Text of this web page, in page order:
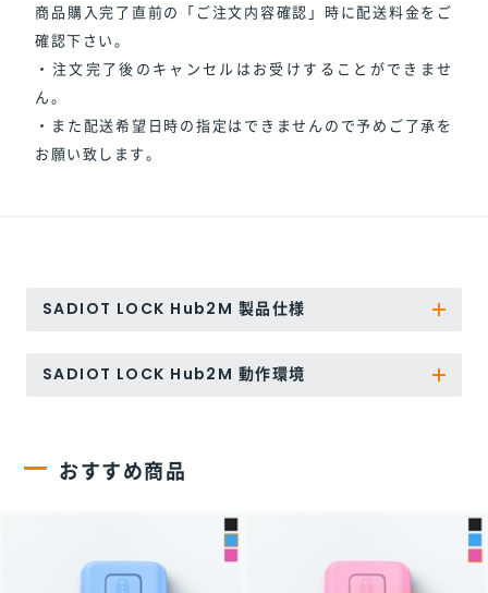
商品購入完了直前の「ご注文内容確認」時に配送料金をご
確認下さい。
・注文完了後のキャンセルはお受けすることができませ
ん。
・また配送希望日時の指定はできませんので予めご了承を
お願い致します。
SADIOT LOCK Hub2M 製品仕様
SADIOT LOCK Hub2M 動作環境
おすすめ商品